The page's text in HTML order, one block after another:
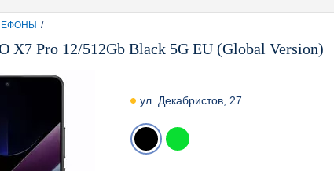
/
X7 Pro 12/512Gb Black 5G EU (Global Version)
ул. Декабристов, 27